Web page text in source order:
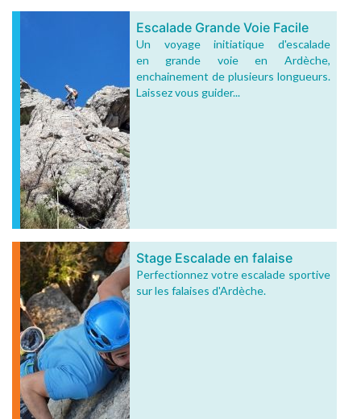
Escalade Grande Voie Facile
Un voyage initiatique d'escalade
en grande voie en Ardèche,
enchainement de plusieurs longueurs.
Laissez vous guider...
Stage Escalade en falaise
Perfectionnez votre escalade sportive
sur les falaises d'Ardèche.